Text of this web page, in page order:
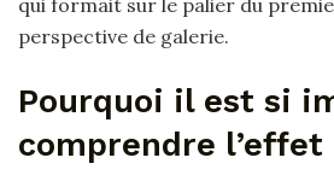
qui formait sur le palier du
perspective de galerie.
Pourquoi il est si
comprendre